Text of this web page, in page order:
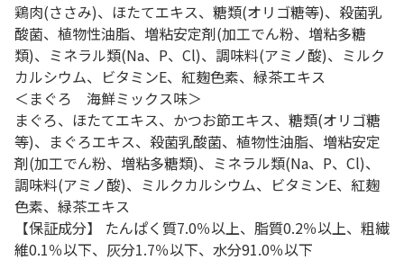
鶏肉(ささみ)、ほたてエキス、糖類(オリゴ糖等)、殺菌乳
酸菌、植物性油脂、増粘安定剤(加工でん粉、増粘多糖
類)、ミネラル類(Na、P、Cl)、調味料(アミノ酸)、ミルク
カルシウム、ビタミンE、紅麹色素、緑茶エキス
＜まぐろ 海鮮ミックス味＞
まぐろ、ほたてエキス、かつお節エキス、糖類(オリゴ糖
等)、まぐろエキス、殺菌乳酸菌、植物性油脂、増粘安定
剤(加工でん粉、増粘多糖類)、ミネラル類(Na、P、Cl)、
調味料(アミノ酸)、ミルクカルシウム、ビタミンE、紅麹
色素、緑茶エキス
【保証成分】 たんぱく質7.0％以上、脂質0.2％以上、粗繊
維0.1％以下、灰分1.7％以下、水分91.0％以下